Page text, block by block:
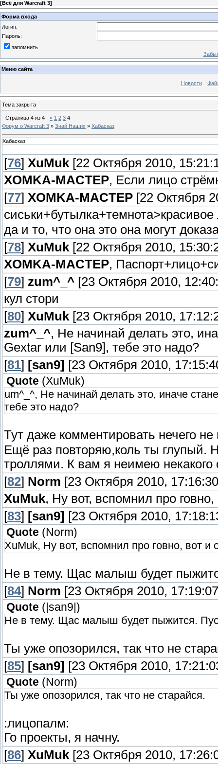
[Всё для Warcraft 3]
Форма входа
Логин:
Пароль:
запомнить
Меню сайта
Новости
Тема закрыта
Страница 4 из 4 « 1 2 3 4
Форум о Warcraft 3 » Знай Наших » Хабасказ
Хабасказ
[76] XuMuk [22 Октября 2010,
XOMKA-MACTEP, Если лицо
[77] XOMKA-MACTEP [22 Октября
да и то, что она это она могут
[78] XuMuk [22 Октября 2010,
XOMKA-MACTEP,
[79] zum^_^ [23 Октября 2010,
кул стори
[80] XuMuk [23 Октября 2010,
zum^_^, Не начинай делать это,
Gextar или [San9], тебе это надо?
[81] [san9] [23 Октября 2010,
Quote (XuMuk)
um^_^, Не начинай делать это, иначе
тебе это надо?
Тут даже комментировать нечего
Ещё раз повторяю,коль ты глупый.
троллями. К вам я неимею некакого
[82] Norm [23 Октября 2010,
XuMuk, Ну вот, вспомнил про говно,
[83] [san9] [23 Октября 2010,
Quote (Norm)
XuMuk, Ну вот, вспомнил про говно, вот и
Не в тему. Щас малыш будет
[84] Norm [23 Октября 2010,
Quote ( |san9| )
Не в тему. Щас малыш будет пыжится.
Ты уже опозорился, так что не
[85] [san9] [23 Октября 2010,
Quote (Norm)
Ты уже опозорился, так что не старайся.
:лицопалм:
Го проекты, я начну.
[86] XuMuk [23 Октября 2010,